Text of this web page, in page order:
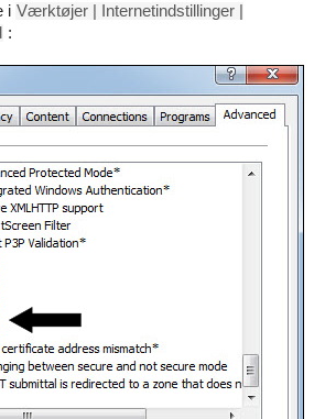
i Værktøjer | Internetindstillinger |
: